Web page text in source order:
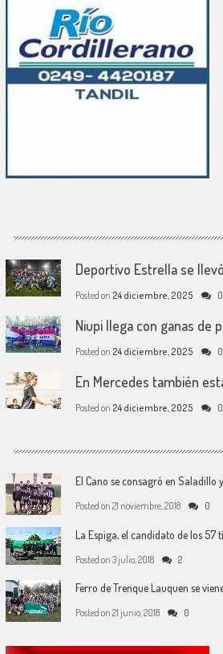
Deportivo Estrella se
Posted on 24 diciembre, 2025 0
Niupi llega con ganas de
Posted on 24 diciembre, 2025 0
En Mercedes también
Posted on 24 diciembre, 2025 0
El Cano se consagró en Saladillo
Posted on 21 noviembre, 2018 0
La Espiga, el candidato de los 57
Posted on 3 julio, 2018 2
Ferro de Trenque Lauquen se
Posted on 21 junio, 2018 0